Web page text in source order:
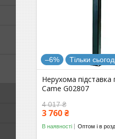
–6% Тільки
Нерухома підставка
Came G02807
4 017 ₴
3 760 ₴
В наявності Оптом і в